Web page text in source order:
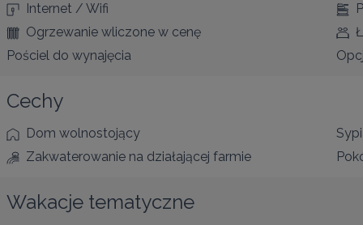
Internet / Wifi
Ogrzewanie wliczone w cenę
Pościel do wynajęcia
Cechy
Dom wolnostojący
Zakwaterowanie na działającej farmie
Wakacje tematyczne